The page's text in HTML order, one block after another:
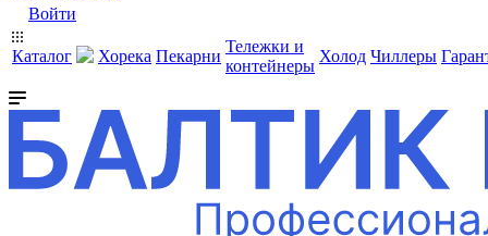
Войти
Каталог Хорека Пекарни
Тележки и
контейнеры
Холод Чиллеры